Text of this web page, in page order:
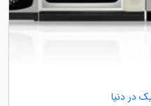
در دنیا